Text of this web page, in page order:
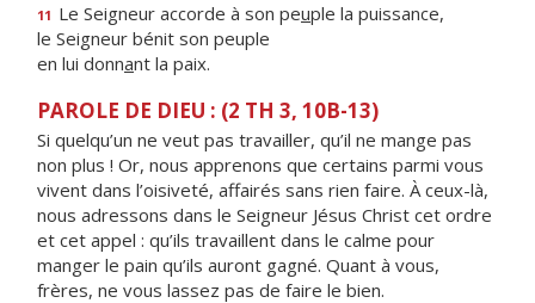
11 Le Seigneur accorde à son peuple la puissance,
le Seigneur bénit son peuple
en lui donnant la paix.
PAROLE DE DIEU : (2 TH 3, 10B-13)
Si quelqu’un ne veut pas travailler, qu’il ne mange pas
non plus ! Or, nous apprenons que certains parmi vous
vivent dans l’oisiveté, affairés sans rien faire. À ceux-là,
nous adressons dans le Seigneur Jésus Christ cet ordre
et cet appel : qu’ils travaillent dans le calme pour
manger le pain qu’ils auront gagné. Quant à vous,
frères, ne vous lassez pas de faire le bien.